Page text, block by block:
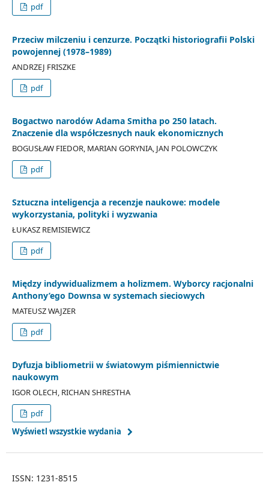
pdf
Przeciw milczeniu i cenzurze. Początki historiografii Polski
powojennej (1978–1989)
ANDRZEJ FRISZKE
pdf
Bogactwo narodów Adama Smitha po 250 latach.
Znaczenie dla współczesnych nauk ekonomicznych
BOGUSŁAW FIEDOR, MARIAN GORYNIA, JAN POLOWCZYK
pdf
Sztuczna inteligencja a recenzje naukowe: modele
wykorzystania, polityki i wyzwania
ŁUKASZ REMISIEWICZ
pdf
Między indywidualizmem a holizmem. Wyborcy racjonalni
Anthony’ego Downsa w systemach sieciowych
MATEUSZ WAJZER
pdf
Dyfuzja bibliometrii w światowym piśmiennictwie
naukowym
IGOR OLECH, RICHAN SHRESTHA
pdf
Wyświetl wszystkie wydania
ISSN: 1231-8515